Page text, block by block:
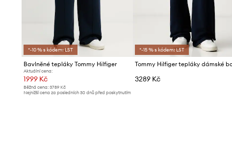
*-10 % s kódem: LST
Bavlněné tepláky Tommy Hilfiger
Aktuální cena:
1999 Kč
Běžná cena: 3789 Kč
Nejnižší cena za posledních 30 dnů před poskytnutím
*-15 % s kódem: LST
3289 Kč